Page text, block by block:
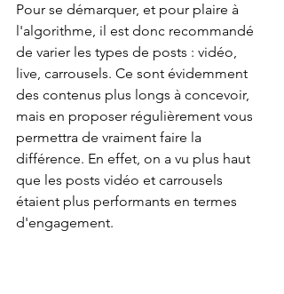
Pour se démarquer, et pour plaire à
l'algorithme, il est donc recommandé
de varier les types de posts : vidéo,
live, carrousels. Ce sont évidemment
des contenus plus longs à concevoir,
mais en proposer régulièrement vous
permettra de vraiment faire la
différence. En effet, on a vu plus haut
que les posts vidéo et carrousels
étaient plus performants en termes
d'engagement.